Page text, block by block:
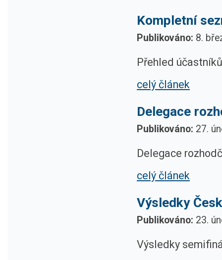
Kompletní
Publikováno: 8.
Přehled
celý článek
Delegace
Publikováno: 27.
Delegace
celý článek
Výsledky
Publikováno: 23.
Výsledky